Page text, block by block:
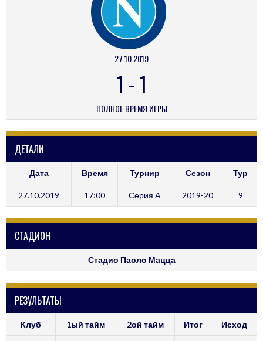
27.10.2019
1 -1
ПОЛНОЕ ВРЕМЯ ИГРЫ
ДЕТАЛИ
Дата Время Турнир Сезон Тур
27.10.2019 17:00 Серия А 2019-20 9
СТАДИОН
Стадио Паоло Мацца
РЕЗУЛЬТАТЫ
Клуб 1ый тайм 2ой тайм Итог Исход